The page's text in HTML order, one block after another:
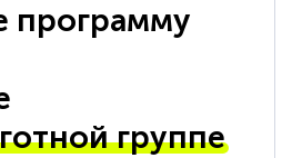
программу
группе